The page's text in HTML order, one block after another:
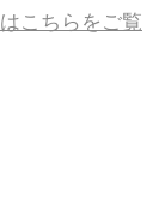
こちらをご覧